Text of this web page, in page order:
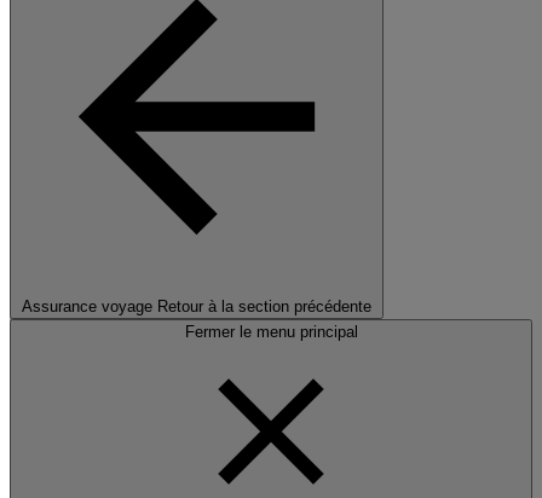
Assurance voyage Retour à la section précédente
Fermer le menu principal